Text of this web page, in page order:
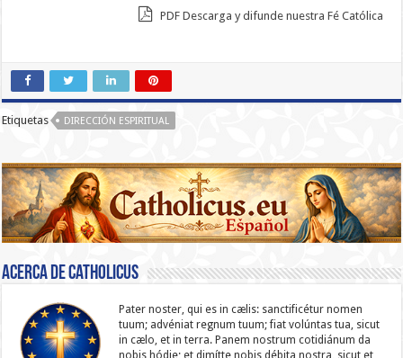
PDF Descarga y difunde nuestra Fé Católica
Etiquetas DIRECCIÓN ESPIRITUAL
Acerca de catholicus
Pater noster, qui es in cælis: sanc­ti­ficétur nomen
tuum; advéniat regnum tuum; fiat volúntas tua, sicut
in cælo, et in terra. Panem nostrum cotidiánum da
nobis hódie; et dimítte nobis débita nostra, sicut et